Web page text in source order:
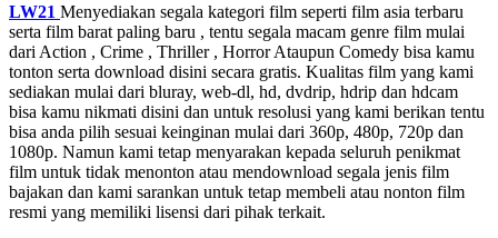
LW21 Menyediakan segala kategori film seperti film asia terbaru
serta film barat paling baru , tentu segala macam genre film mulai
dari Action , Crime , Thriller , Horror Ataupun Comedy bisa kamu
tonton serta download disini secara gratis. Kualitas film yang kami
sediakan mulai dari bluray, web-dl, hd, dvdrip, hdrip dan hdcam
bisa kamu nikmati disini dan untuk resolusi yang kami berikan tentu
bisa anda pilih sesuai keinginan mulai dari 360p, 480p, 720p dan
1080p. Namun kami tetap menyarakan kepada seluruh penikmat
film untuk tidak menonton atau mendownload segala jenis film
bajakan dan kami sarankan untuk tetap membeli atau nonton film
resmi yang memiliki lisensi dari pihak terkait.